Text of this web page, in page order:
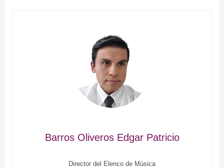
Barros Oliveros Edgar Patricio
Director del Elenco de Música